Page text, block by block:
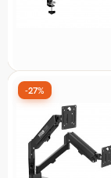
2
De: